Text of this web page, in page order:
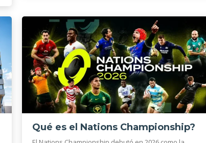
Qué es el Nations Championship?